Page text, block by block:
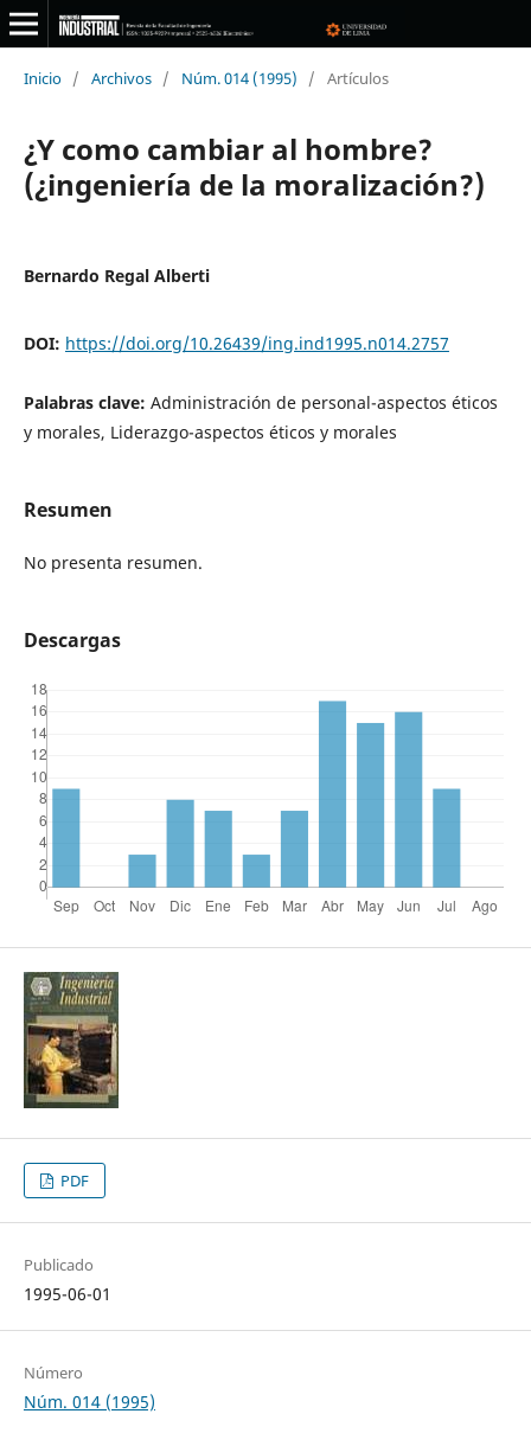
Inicio / Archivos / Núm. 014 (1995) / Artículos
¿Y como cambiar al hombre?
(¿ingeniería de la moralización?)
Bernardo Regal Alberti
DOI: https://doi.org/10.26439/ing.ind1995.n014.2757
Palabras clave: Administración de personal-aspectos éticos
y morales, Liderazgo-aspectos éticos y morales
Resumen
No presenta resumen.
Descargas
PDF
Publicado
1995-06-01
Número
Núm. 014 (1995)